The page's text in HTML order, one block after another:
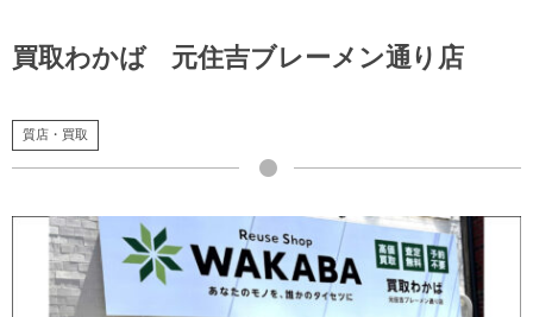
買取わかば 元住吉ブレーメン通り店
質店・買取